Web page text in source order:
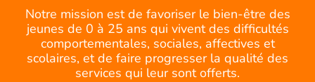
Notre mission est de favoriser le bien-être des
jeunes de 0 à 25 ans qui vivent des difficultés
comportementales, sociales, affectives et
scolaires, et de faire progresser la qualité des
services qui leur sont offerts.